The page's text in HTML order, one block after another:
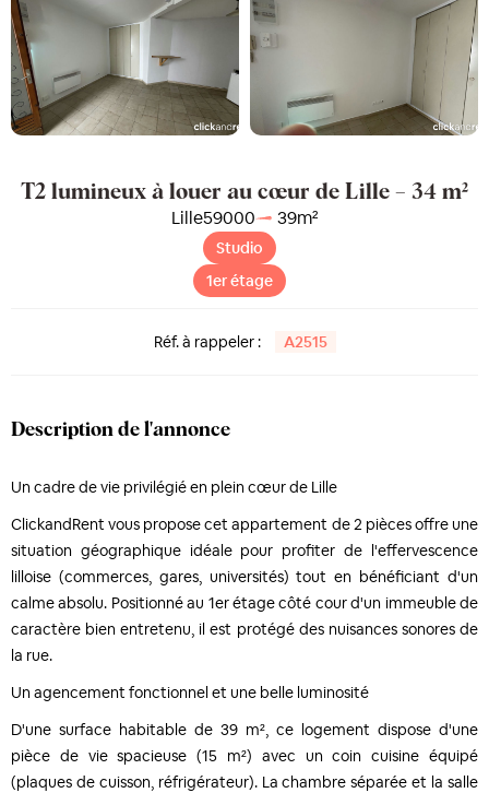
T2 lumineux à louer au cœur de Lille – 34 m²
Lille59000 39m²
Studio
1er étage
Réf. à rappeler : A2515
Description de l'annonce
Un cadre de vie privilégié en plein cœur de Lille
ClickandRent vous propose cet appartement de 2 pièces offre une
situation géographique idéale pour profiter de l'effervescence
lilloise (commerces, gares, universités) tout en bénéficiant d'un
calme absolu. Positionné au 1er étage côté cour d'un immeuble de
caractère bien entretenu, il est protégé des nuisances sonores de
la rue.
Un agencement fonctionnel et une belle luminosité
D'une surface habitable de 39 m², ce logement dispose d'une
pièce de vie spacieuse (15 m²) avec un coin cuisine équipé
(plaques de cuisson, réfrigérateur). La chambre séparée et la salle